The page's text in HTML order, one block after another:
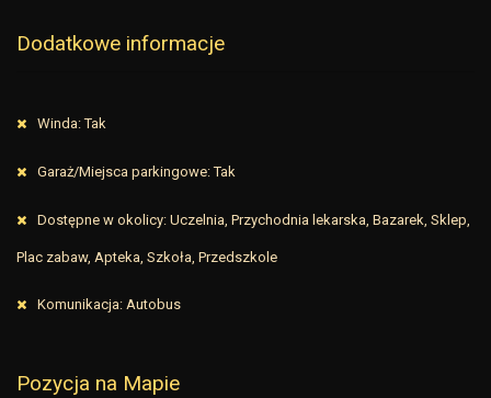
Dodatkowe informacje
Winda: Tak
Garaż/Miejsca parkingowe: Tak
Dostępne w okolicy: Uczelnia, Przychodnia lekarska, Bazarek, Sklep,
Plac zabaw, Apteka, Szkoła, Przedszkole
Komunikacja: Autobus
Pozycja na Mapie